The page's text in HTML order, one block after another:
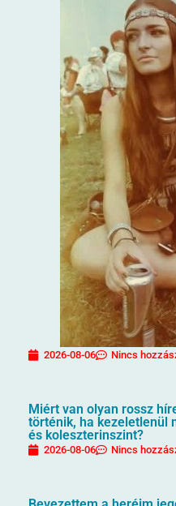
2026-08-06 Nincs
Miért van olyan rossz
történik, ha kezeletlenül
és koleszterinszint?
2026-08-06 Nincs